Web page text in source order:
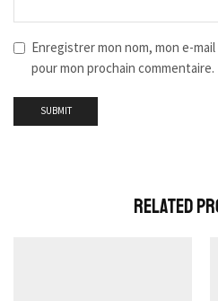
Enregistrer mon nom, mon e-
pour mon prochain commentaire.
Related